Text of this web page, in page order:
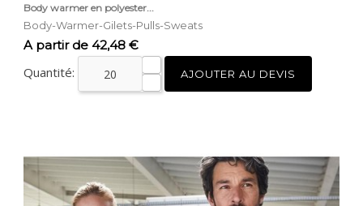
Body warmer en polyester...
Body-Warmer-Gilets-Pulls-Sweats
Prix
A partir de 42,48 €
Quantité: AJOUTER AU DEVIS